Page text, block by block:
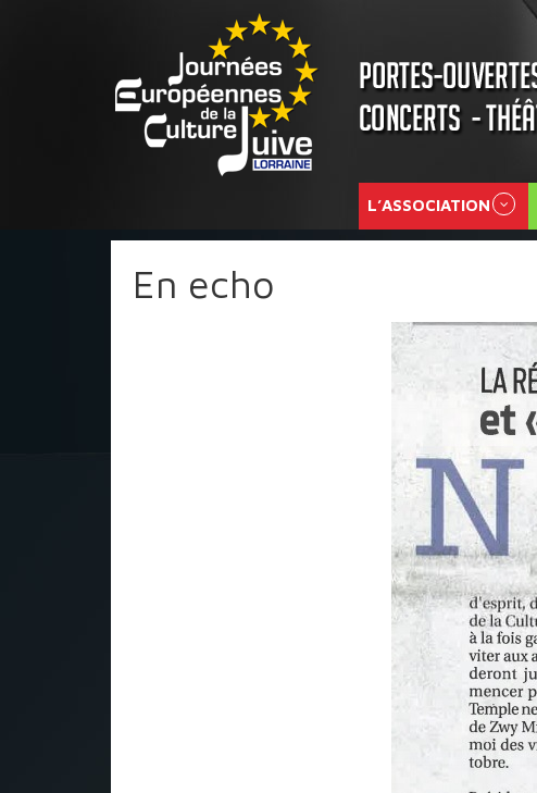
L’ASSOCIATION
En echo